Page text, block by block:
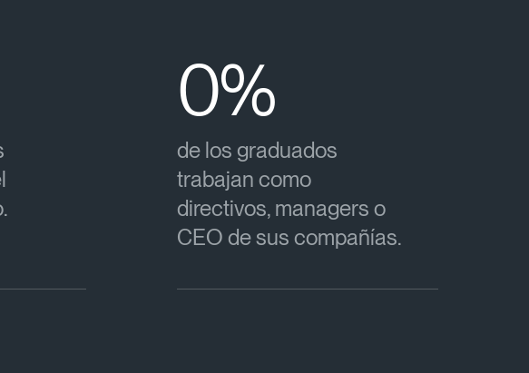
de los graduados
trabajan como
directivos, managers o
CEO de sus compañías.
0%